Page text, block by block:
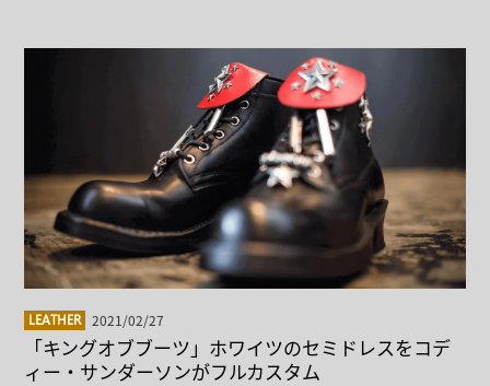
LEATHER 2021/02/27
「キングオブブーツ」ホワイツのセミドレスをコデ
ィー・サンダーソンがフルカスタム